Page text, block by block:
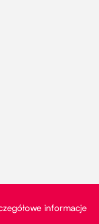
informacje